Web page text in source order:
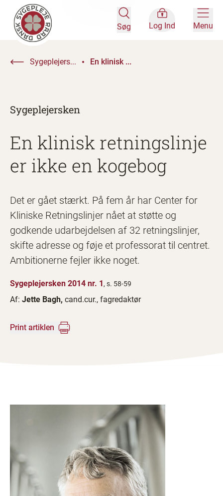
Søg Log Ind Menu
Sygeplejers... En klinisk ...
Sygeplejersken
En klinisk retningslinje
er ikke en kogebog
Det er gået stærkt. På fem år har Center for
Kliniske Retningslinjer nået at støtte og
godkende udarbejdelsen af 32 retningslinjer,
skifte adresse og føje et professorat til centret.
Ambitionerne fejler ikke noget.
Sygeplejersken 2014 nr. 1, s. 58-59
Af: Jette Bagh, cand.cur., fagredaktør
Print artiklen